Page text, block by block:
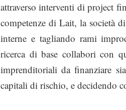
attraverso interventi di project
competenze di Lait, la società
interne e tagliando rami
ricerca di base collabori con
imprenditoriali da finanziare
capitali di rischio, e decidendo